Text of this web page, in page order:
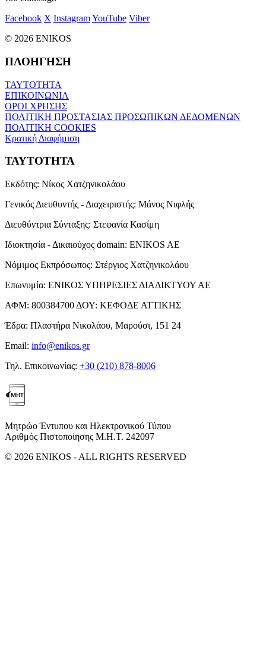
Facebook X InstagramYouTube Viber
© 2026 ENIKOS
ΠΛΟΗΓΗΣΗ
ΤΑΥΤΟΤΗΤΑ
ΕΠΙΚΟΙΝΩΝΙΑ
ΟΡΟΙ ΧΡΗΣΗΣ
ΠΟΛΙΤΙΚΗ ΠΡΟΣΤΑΣΙΑΣ ΠΡΟΣΩΠΙΚΩΝ ΔΕΔΟΜΕΝΩΝ
ΠΟΛΙΤΙΚΗ COOKIES
Κρατική Διαφήμιση
ΤΑΥΤΟΤΗΤΑ
Εκδότης: Νίκος Χατζηνικολάου
Γενικός Διευθυντής - Διαχειριστής: Μάνος Νιφλής
Διευθύντρια Σύνταξης: Στεφανία Κασίμη
Ιδιοκτησία - Δικαιούχος domain: ENIKOS AE
Νόμιμος Εκπρόσωπος: Στέργιος Χατζηνικολάου
Επωνυμία: ΕΝΙΚΟΣ ΥΠΗΡΕΣΙΕΣ ΔΙΑΔΙΚΤΥΟΥ ΑΕ
ΑΦΜ: 800384700 ΔΟΥ: ΚΕΦΟΔΕ ΑΤΤΙΚΗΣ
Έδρα: Πλαστήρα Νικολάου, Μαρούσι, 151 24
Email: info@enikos.gr
Τηλ. Επικοινωνίας: +30 (210) 878-8006
Μητρώο Έντυπου και Ηλεκτρονικού Τύπου
Αριθμός Πιστοποίησης Μ.Η.Τ. 242097
© 2026 ENIKOS - ALL RIGHTS RESERVED